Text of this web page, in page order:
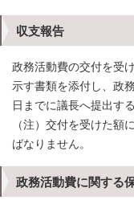
収支報告
政務活動費の交付を受
示す書類を添付し、政
日までに議長へ提出す
（注）交付を受けた額
ばなりません。
政務活動費に関する